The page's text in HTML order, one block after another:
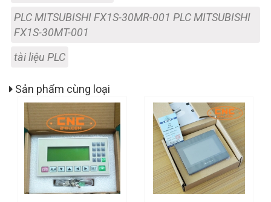
PLC MITSUBISHI FX1S-30MR-001 PLC MITSUBISHI
FX1S-30MT-001
tài liệu PLC
Sản phẩm cùng loại